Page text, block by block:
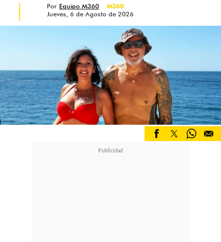
Por Equipo M360
M360
Jueves, 6 de Agosto de 2026